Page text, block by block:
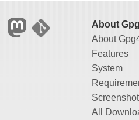
About
About
Features
System
All